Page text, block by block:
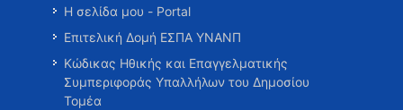
Η σελίδα μου - Portal
Επιτελική Δομή ΕΣΠΑ ΥΝΑΝΠ
Κώδικας Ηθικής και Επαγγελματικής
Συμπεριφοράς Υπαλλήλων του Δημοσίου
Τομέα